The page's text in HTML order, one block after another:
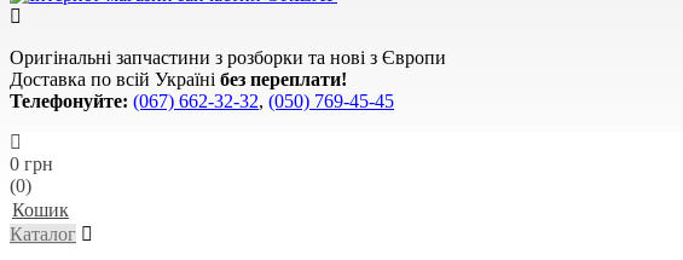
Оригінальні запчастини з розборки та нові з Європи
Доставка по всій Україні без переплати!
Телефонуйте: (067) 662-32-32, (050) 769-45-45
0 грн
(0)
Кошик
Каталог